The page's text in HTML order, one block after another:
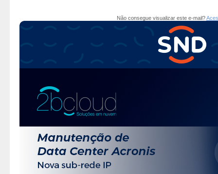
Não consegue visualizar este e-mail?